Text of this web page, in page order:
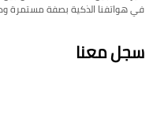
في هواتفنا الذكية بصفة مستمرة
سجل معنا